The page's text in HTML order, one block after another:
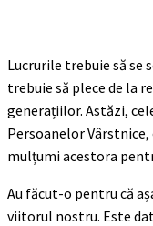
Lucrurile trebuie să se
trebuie să plece de la
generațiilor. Astăzi,
Persoanelor
mulțumi acestora
Au făcut-o pentru că
viitorul nostru. Este